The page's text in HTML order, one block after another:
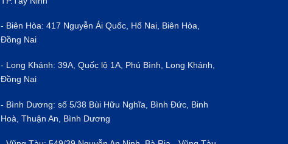
- Biên Hòa: 417 Nguyễn Ái Quốc, Hố Nai, Biên Hòa,
Đồng Nai
- Long Khánh: 39A, Quốc lộ 1A, Phú Bình, Long Khánh,
Đồng Nai
- Bình Dương: số 5/38 Bùi Hữu Nghĩa, Bình Đức, Binh
Hoà, Thuận An, Bình Dương